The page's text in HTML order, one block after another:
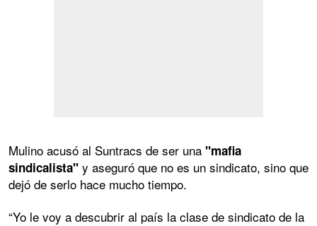
Mulino acusó al Suntracs de ser una "mafia
sindicalista" y aseguró que no es un sindicato, sino que
dejó de serlo hace mucho tiempo.
“Yo le voy a descubrir al país la clase de sindicato de la